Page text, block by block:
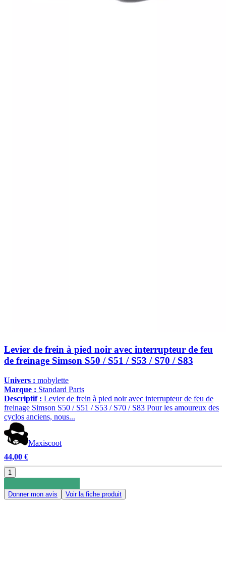
Levier de frein à pied noir avec interrupteur de feu
de freinage Simson S50 / S51 / S53 / S70 / S83
Univers : mobylette
Marque : Standard Parts
Descriptif : Levier de frein à pied noir avec interrupteur de feu de
freinage Simson S50 / S51 / S53 / S70 / S83 Pour les amoureux des
cyclos anciens, nous...
Maxiscoot
44,00 €
1
Donner mon avis Voir la fiche produit